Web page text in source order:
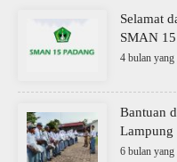
Selamat
SMAN
4 bulan yang
Bantuan
Lampung
6 bulan yang